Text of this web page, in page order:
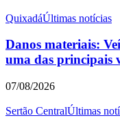
QuixadáÚltimas notícias
Danos materiais:
uma das principais
07/08/2026
Sertão CentralÚltimas